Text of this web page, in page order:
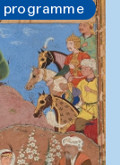
programme